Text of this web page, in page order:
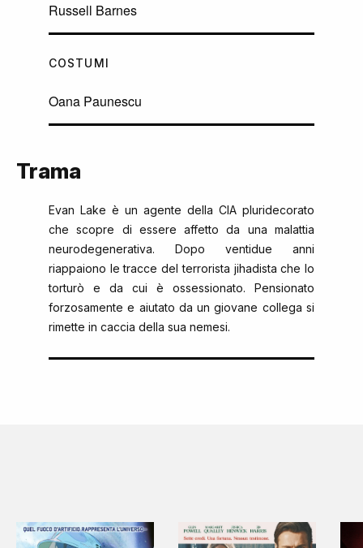
Russell Barnes
COSTUMI
Oana Paunescu
Trama
Evan Lake è un agente della CIA pluridecorato
che scopre di essere affetto da una malattia
neurodegenerativa. Dopo ventidue anni
riappaiono le tracce del terrorista jihadista che lo
torturò e da cui è ossessionato. Pensionato
forzosamente e aiutato da un giovane collega si
rimette in caccia della sua nemesi.